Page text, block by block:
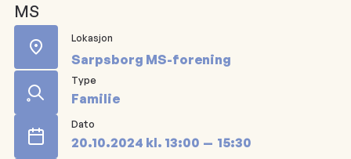
MS
Lokasjon
Sarpsborg MS-forening
Type
Familie
Dato
20.10.2024 kl. 13:00 15:30